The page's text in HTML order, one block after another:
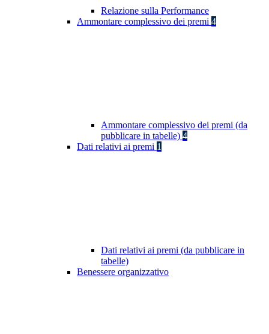
Relazione sulla Performance
Ammontare complessivo dei premi 4
Ammontare complessivo dei premi (da
pubblicare in tabelle) 4
Dati relativi ai premi 1
Dati relativi ai premi (da pubblicare in
tabelle)
Benessere organizzativo